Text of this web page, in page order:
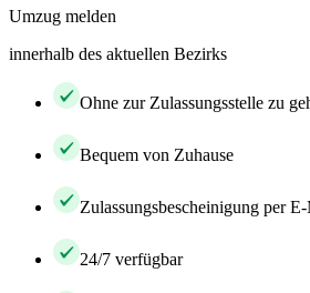
Umzug melden
innerhalb des aktuellen Bezirks
Ohne zur Zulassungsstelle zu
Bequem von Zuhause
Zulassungsbescheinigung per
24/7 verfügbar